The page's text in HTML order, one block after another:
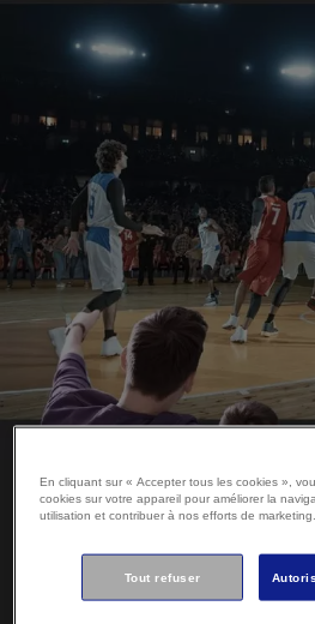
Adaptez-le à
de vie
En cliquant sur « Accepter tous les cookies »,
cookies sur votre appareil pour améliorer la
utilisation et contribuer à nos efforts de marketing.
Tout refuser